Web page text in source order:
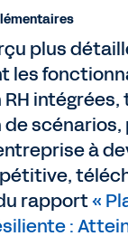
plus
les
intégrées,
scénarios,
à
rapport«
: